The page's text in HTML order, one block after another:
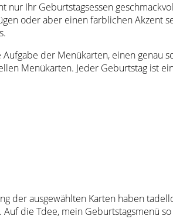
Ihr Geburtstagsessen
oder aber einen farblichen Akzent
der Menükarten, einen
Menükarten. Jeder Geburtstag ist
der ausgewählten Karten haben
die Tdee, mein Geburtstagsmenü